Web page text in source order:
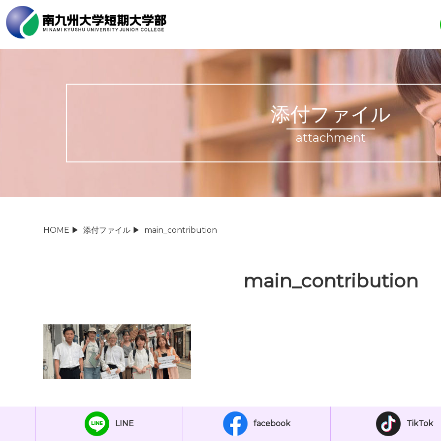
添付ファイル
attachment
HOME ▶ 添付ファイル ▶ main_contribution
main_contribution
LINE facebook TikTok